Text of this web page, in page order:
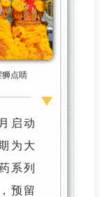
狮点睛
启动
为大
系列
预留